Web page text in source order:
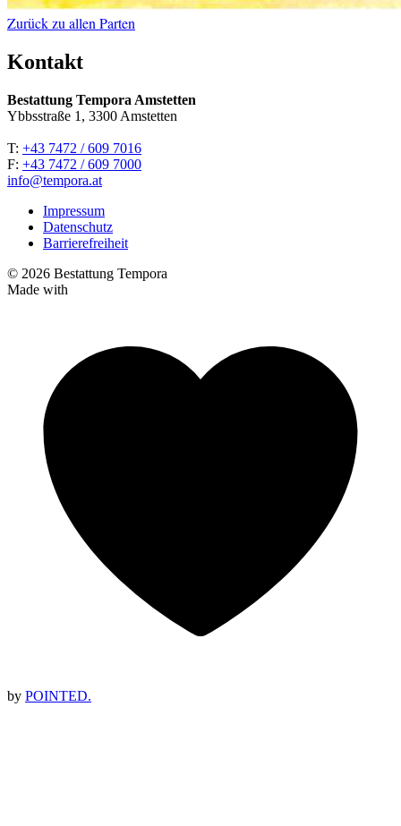
Zurück zu allen Parten
Kontakt
Bestattung Tempora Amstetten
Ybbsstraße 1, 3300 Amstetten
T: +43 7472 / 609 7016
F: +43 7472 / 609 7000
info@tempora.at
Impressum
Datenschutz
Barrierefreiheit
© 2026 Bestattung Tempora
Made with
by POINTED.